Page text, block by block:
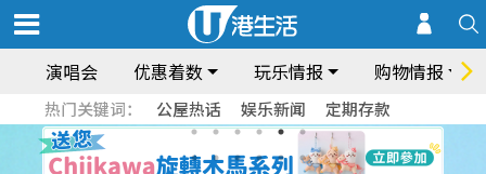
演唱会 优惠着数 玩乐情报 购物情报
热门关键词： 公屋热话 娱乐新闻 定期存款